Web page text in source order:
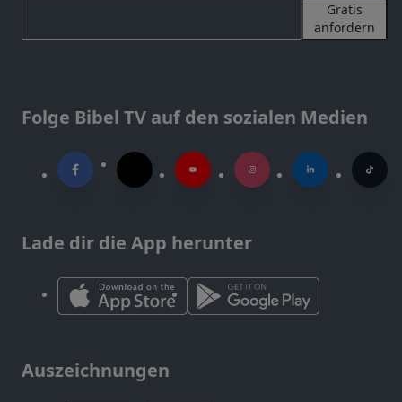
Gratis
anfordern
Folge Bibel TV auf den sozialen Medien
Lade dir die App herunter
Auszeichnungen